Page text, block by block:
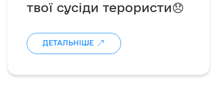
твої сусіди терористи😞
ДЕТАЛЬНІШЕ